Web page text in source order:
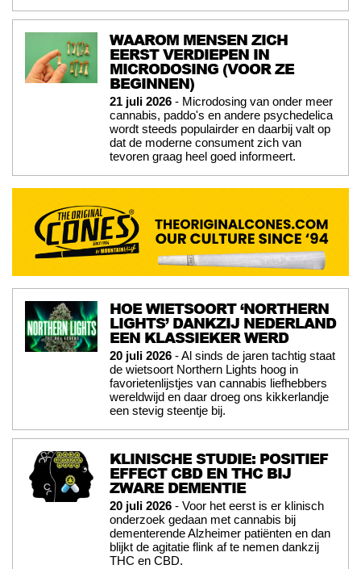
WAAROM MENSEN ZICH
EERST VERDIEPEN IN
MICRODOSING (VOOR ZE
BEGINNEN)
21 juli 2026 - Microdosing van onder meer
cannabis, paddo's en andere psychedelica
wordt steeds populairder en daarbij valt op
dat de moderne consument zich van
tevoren graag heel goed informeert.
HOE WIETSOORT ‘NORTHERN
LIGHTS’ DANKZIJ NEDERLAND
EEN KLASSIEKER WERD
20 juli 2026 - Al sinds de jaren tachtig staat
de wietsoort Northern Lights hoog in
favorietenlijstjes van cannabis liefhebbers
wereldwijd en daar droeg ons kikkerlandje
een stevig steentje bij.
KLINISCHE STUDIE: POSITIEF
EFFECT CBD EN THC BIJ
ZWARE DEMENTIE
20 juli 2026 - Voor het eerst is er klinisch
onderzoek gedaan met cannabis bij
dementerende Alzheimer patiënten en dan
blijkt de agitatie flink af te nemen dankzij
THC en CBD.